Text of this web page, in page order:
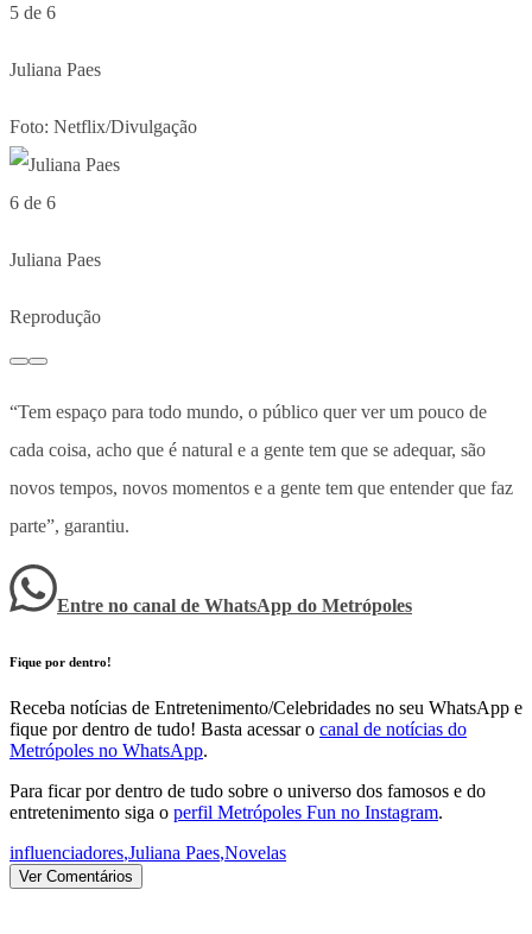
5 de 6
Juliana Paes
Foto: Netflix/Divulgação
6 de 6
Juliana Paes
Reprodução
“Tem espaço para todo mundo, o público quer ver um pouco de
cada coisa, acho que é natural e a gente tem que se adequar, são
novos tempos, novos momentos e a gente tem que entender que faz
parte”, garantiu.
Entre no canal de WhatsApp do Metrópoles
Fique por dentro!
Receba notícias de Entretenimento/Celebridades no seu WhatsApp e
fique por dentro de tudo! Basta acessar o canal de notícias do
Metrópoles no WhatsApp.
Para ficar por dentro de tudo sobre o universo dos famosos e do
entretenimento siga o perfil Metrópoles Fun no Instagram.
influenciadores,Juliana Paes,Novelas
Ver Comentários